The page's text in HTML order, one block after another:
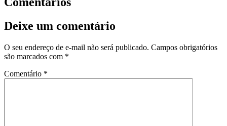
Deixe um comentário
O seu endereço de e-mail não será publicado. Campos obrigatórios
são marcados com *
Comentário *